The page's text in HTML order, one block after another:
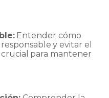
Entender cómo
responsable y evitar el
crucial para mantener